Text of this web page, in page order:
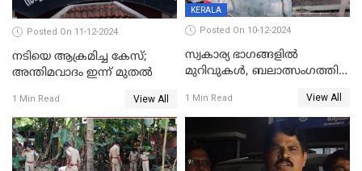
Posted On 11-12-2024
നടിയെ ആക്രമിച്ച കേസ്;
അന്തിമവാദം ഇന്ന് മുതല്‍
1 Min Read View All
KERALA
Posted On 10-12-2024
സ്വകാര്യ ഭാഗങ്ങളിൽ
മുറിവുകൾ, ബലാത്സംഗത്തിന്
കൊലപാതകത്തില്‍
പോസ്റ്റ്‌മോർട്ടം റിപ്പോർട്ട്
1 Min Read View All